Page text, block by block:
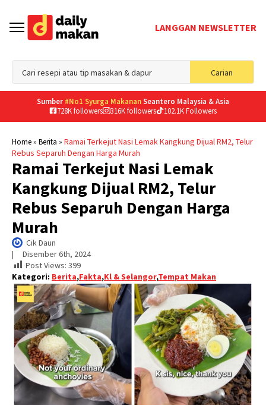
LANGGAN NEWSLETTER
Carian
for:
Sumber #No1 Syurga MakananSeantero Malaysia & Asia
728K followers
316K followers 102.1K Followers
Home» Berita » Ramai Terkejut Nasi Lemak Kangkung Dijual RM2, Telur
Rebus Separuh Dengan Harga Murah
Ramai Terkejut Nasi Lemak
Kangkung Dijual RM2, Telur
Rebus Separuh Dengan Harga
Murah
Cik Daun
| Disember 6th, 2024
Post Views: 399
Kategori: Berita,Fakta,Kl & Selangor,Tempat Makan